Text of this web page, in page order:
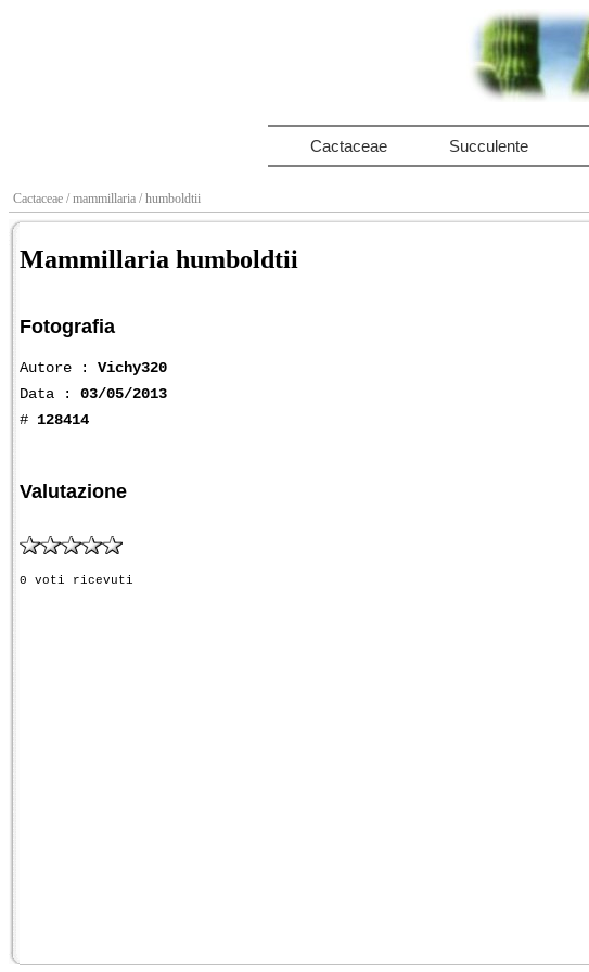
Cactaceae Succulente
Cactaceae / mammillaria / humboldtii
Mammillaria humboldtii
Fotografia
Autore : Vichy320
Data : 03/05/2013
# 128414
Valutazione
0 voti ricevuti